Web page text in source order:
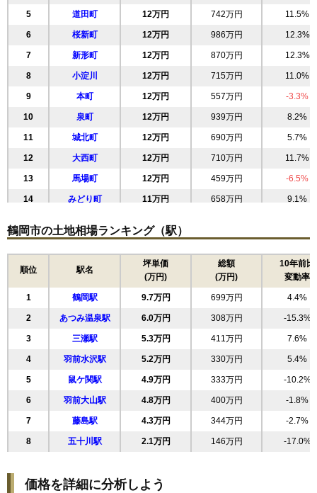
5 道田町 12万円 742万円 11.5%
6 桜新町 12万円 986万円 12.3%
7 新形町 12万円 870万円 12.3%
8 小淀川 12万円 715万円 11.0%
9 本町 12万円 557万円 -3.3%
10 泉町 12万円 939万円 8.2%
11 城北町 12万円 690万円 5.7%
12 大西町 12万円 710万円 11.7%
13 馬場町 12万円 459万円 -6.5%
14 みどり町 11万円 658万円 9.1%
16 睦町 11万円 530万円 7.3%
11万円 853万円 15.6%
11万円 783万円 13.7%
19 西新斎町 11万円 1,117万円 13.7%
20 文園町 11万円 811万円 11.3%
21 大部町 11万円 585万円 8.6%
22 苗津町 11万円 264万円 -8.4%
23 砂田町 11万円 796万円 10.3%
24 のぞみ町 11万円 944万円 8.5%
25 淀川町 11万円 891万円 8.7%
26 大宝寺町 11万円 566万円 7.6%
28 錦町 11万円
鶴岡市の土地相場ランキング（駅）
順位 駅名
坪単価
(万円)
総額
(万円)
10年前比
変動率
1 鶴岡駅 9.7万円 699万円 4.4%
2 あつみ温泉駅 6.0万円 308万円 -15.3%
3 三瀬駅 5.3万円 411万円 7.6%
4 羽前水沢駅 5.2万円 330万円 5.4%
5 鼠ケ関駅 4.9万円 333万円 -10.2%
6 羽前大山駅 4.8万円 400万円 -1.8%
7 藤島駅 4.3万円 344万円 -2.7%
8 五十川駅 2.1万円 146万円 -17.0%
価格を詳細に分析しよう